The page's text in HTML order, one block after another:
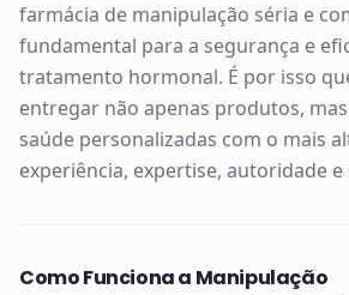
farmácia de manipulação séria e
fundamental para a segurança e
tratamento hormonal. É por isso
entregar não apenas produtos,
saúde personalizadas com o mais
experiência, expertise, autoridade
Como Funciona a Manipulação